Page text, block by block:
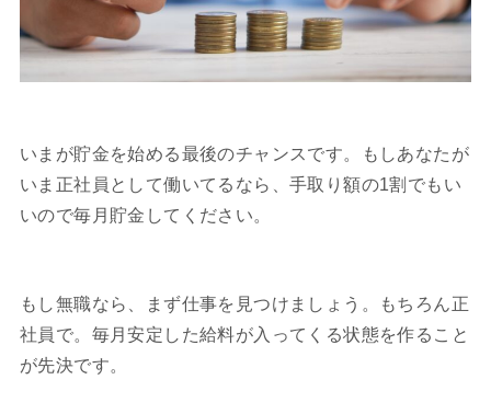
いまが貯金を始める最後のチャンスです。もしあなたが
いま正社員として働いてるなら、手取り額の1割でもい
いので毎月貯金してください。
もし無職なら、まず仕事を見つけましょう。もちろん正
社員で。毎月安定した給料が入ってくる状態を作ること
が先決です。